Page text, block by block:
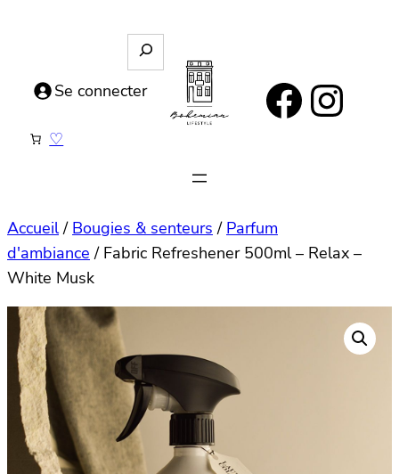
https://www.facebook.com/bohemianlifestyle.be Instagram
e
c
e
Se connecter
♡
Accueil/ Bougies & senteurs / Parfum
d'ambiance / Fabric Refreshener 500ml – Relax –
White Musk